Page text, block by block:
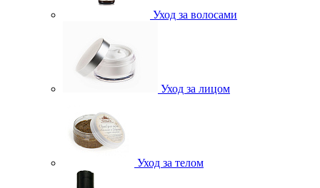
Уход за волосами
Уход за лицом
Уход за телом